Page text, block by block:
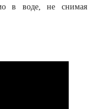
в воде, не снимая